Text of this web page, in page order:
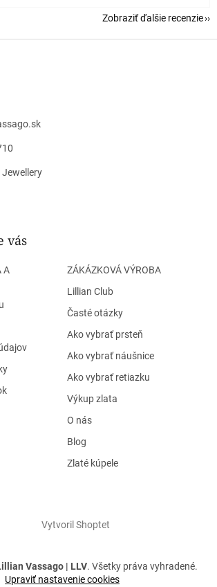
Zobraziť ďalšie recenzie
vás
A
ZÁKÁZKOVÁ VÝROBA
Lillian Club
Časté otázky
Ako vybrať prsteň
Ako vybrať náušnice
Ako vybrať retiazku
Výkup zlata
O nás
Blog
Zlaté kúpele
Vytvoril Shoptet
Vassago | LLV. Všetky práva vyhradené.
Upraviť nastavenie cookies